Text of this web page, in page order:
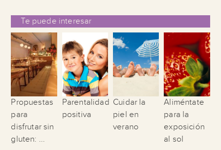
Te puede interesar
Propuestas
para
disfrutar sin
gluten: ...
Parentalidad
positiva
Cuidar la
piel en
verano
Aliméntate
para la
exposición
al sol